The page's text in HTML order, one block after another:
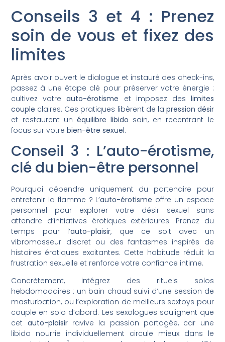
Conseils 3 et 4 : Prenez
soin de vous et fixez des
limites
Après avoir ouvert le dialogue et instauré des check-ins,
passez à une étape clé pour préserver votre énergie :
cultivez votreauto-érotisme et imposez des limites
couple claires. Ces pratiques libèrent de la pression désir
et restaurent un équilibre libido sain, en recentrant le
focus sur votrebien-être sexuel.
Conseil 3 : L’auto-érotisme,
clé du bien-être personnel
Pourquoi dépendre uniquement du partenaire pour
entretenir la flamme ? L’auto-érotisme offre un espace
personnel pour explorer votre désir sexuel sans
attendre d’initiatives érotiques extérieures. Prenez du
temps pour l’auto-plaisir, que ce soit avec un
vibromasseur discret ou des fantasmes inspirés de
histoires érotiques excitantes. Cette habitude réduit la
frustration sexuelle et renforce votre confiance intime.
Concrètement, intégrez des rituels solos
hebdomadaires : un bain chaud suivi d’une session de
masturbation, ou l’exploration de meilleurs sextoys pour
couple en solo d’abord. Les sexologues soulignent que
cet auto-plaisirravive la passion partagée, car une
libido nourrie individuellement circule mieux dans le